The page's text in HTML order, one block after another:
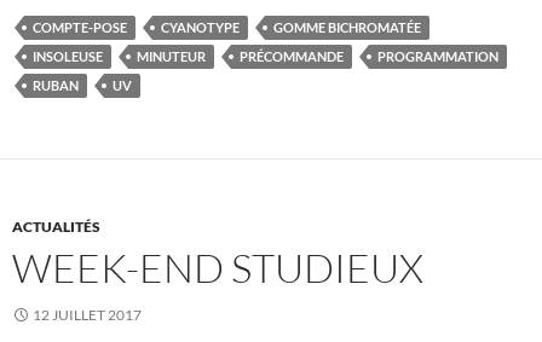
COMPTE-POSE CYANOTYPE
GOMME BICHROMATÉE
INSOLEUSE
MINUTEUR PRÉCOMMANDE
PROGRAMMATION
RUBAN
UV
ACTUALITÉS
WEEK-END STUDIEUX
12 JUILLET 2017